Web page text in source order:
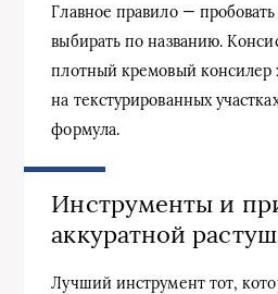
Главное правило —
выбирать по названию.
плотный кремовый консилер
на текстурированных
формула.
Инструменты и
аккуратной
Лучший инструмент тот,